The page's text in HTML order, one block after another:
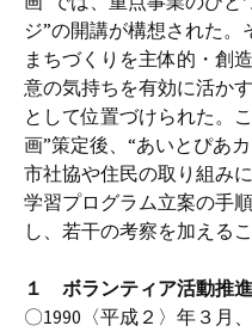
ジ”の開講が構想された。
まちづくりを主体的・創
意の気持ちを有効に活か
として位置づけられた。
画”策定後、“あいとぴあ
市社協や住民の取り組み
学習プログラム立案の手
し、若干の考察を加えるこ
１ ボランティア活動推
〇1990〈平成２〉年３月